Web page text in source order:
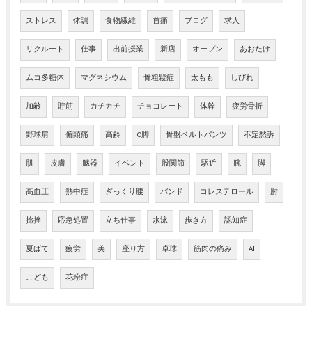
ストレス 体調 食物繊維 首痛 ブログ 求人
リクルート 仕事 出前授業 新店 オープン あおたけ
ムコ多糖体 マグネシウム 骨粗鬆症 太もも しびれ
加齢 貯筋 カチカチ チョコレート 体幹 疲労骨折
野球肩 偏頭痛 高齢 O脚 骨盤ベルトパンツ 不定愁訴
肌 皮膚 臓器 イベント 股関節 駅近 腕 脚
高血圧 熱中症 ぎっくり腰 バンド コレステロール 肘
捻挫 応急処置 立ち仕事 水泳 歩き方 認知症
夏ばて 疲労 美 座り方 卓球 筋肉の痛み AI
こども 花粉症